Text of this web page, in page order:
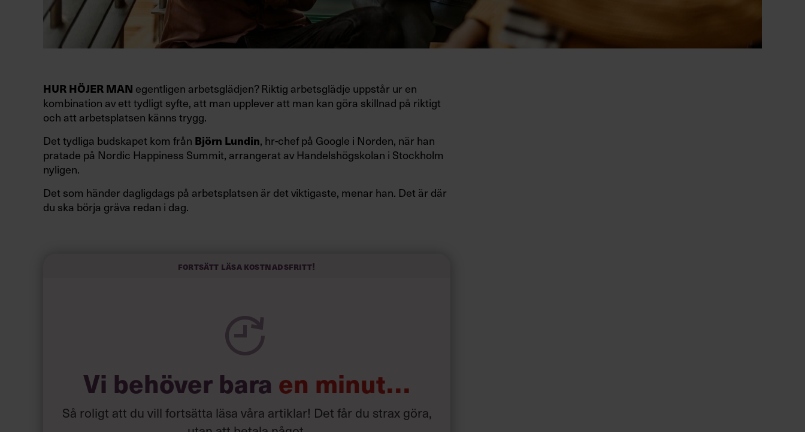
HUR HÖJER MAN egentligen arbetsglädjen? Riktig arbetsglädje uppstår ur en
kombination av ett tydligt syfte, att man upplever att man kan göra skillnad på riktigt
och att arbetsplatsen känns trygg.
Det tydliga budskapet kom från Björn Lundin, hr-chef på Google i Norden, när han
pratade på Nordic Happiness Summit, arrangerat av Handelshögskolan i Stockholm
nyligen.
Det som händer dagligdags på arbetsplatsen är det viktigaste, menar han. Det är där
du ska börja gräva redan i dag.
Fortsätt läsa kostnadsfritt!
Vi behöver bara en minut…
Så roligt att du vill fortsätta läsa våra artiklar! Det får du strax göra,